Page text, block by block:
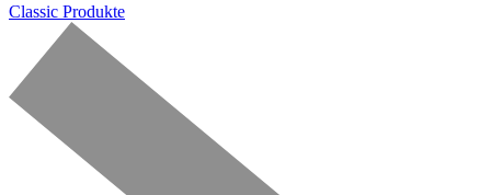
Classic Produkte